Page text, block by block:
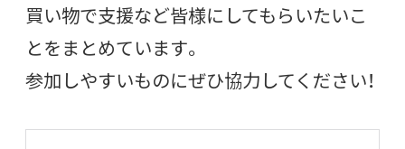
買い物で支援など皆様にしてもらいたいこ
とをまとめています。
参加しやすいものにぜひ協力してください！